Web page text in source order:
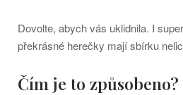
Dovolte, abych vás uklidnila. I
překrásné herečky mají sbírku
Čím je to způsobeno?